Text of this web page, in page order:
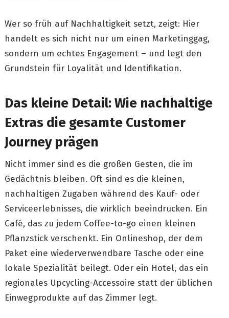
Wer so früh auf Nachhaltigkeit setzt, zeigt: Hier
handelt es sich nicht nur um einen Marketinggag,
sondern um echtes Engagement – und legt den
Grundstein für Loyalität und Identifikation.
Das kleine Detail: Wie nachhaltige
Extras die gesamte Customer
Journey prägen
Nicht immer sind es die großen Gesten, die im
Gedächtnis bleiben. Oft sind es die kleinen,
nachhaltigen Zugaben während des Kauf- oder
Serviceerlebnisses, die wirklich beeindrucken. Ein
Café, das zu jedem Coffee-to-go einen kleinen
Pflanzstick verschenkt. Ein Onlineshop, der dem
Paket eine wiederverwendbare Tasche oder eine
lokale Spezialität beilegt. Oder ein Hotel, das ein
regionales Upcycling-Accessoire statt der üblichen
Einwegprodukte auf das Zimmer legt.